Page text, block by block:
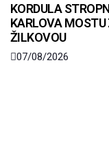
KORDULA
KARLOVA
ŽILKOVOU
07/08/2026